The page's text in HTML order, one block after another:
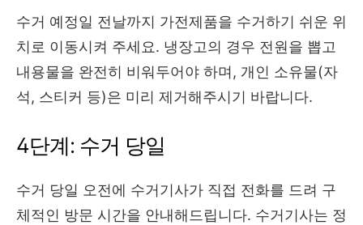
수거 예정일 전날까지 가전제품을 수거하기 쉬운 위
치로 이동시켜 주세요. 냉장고의 경우 전원을 뽑고
내용물을 완전히 비워두어야 하며, 개인 소유물(자
석, 스티커 등)은 미리 제거해주시기 바랍니다.
4단계: 수거 당일
수거 당일 오전에 수거기사가 직접 전화를 드려 구
체적인 방문 시간을 안내해드립니다. 수거기사는 정